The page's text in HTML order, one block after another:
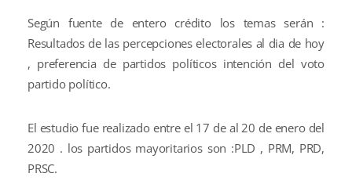
Según fuente de entero crédito los temas serán :
Resultados de las percepciones electorales al dia de hoy
, preferencia de partidos políticos intención del voto
partido político.
El estudio fue realizado entre el 17 de al 20 de enero del
2020 . los partidos mayoritarios son :PLD , PRM, PRD,
PRSC.